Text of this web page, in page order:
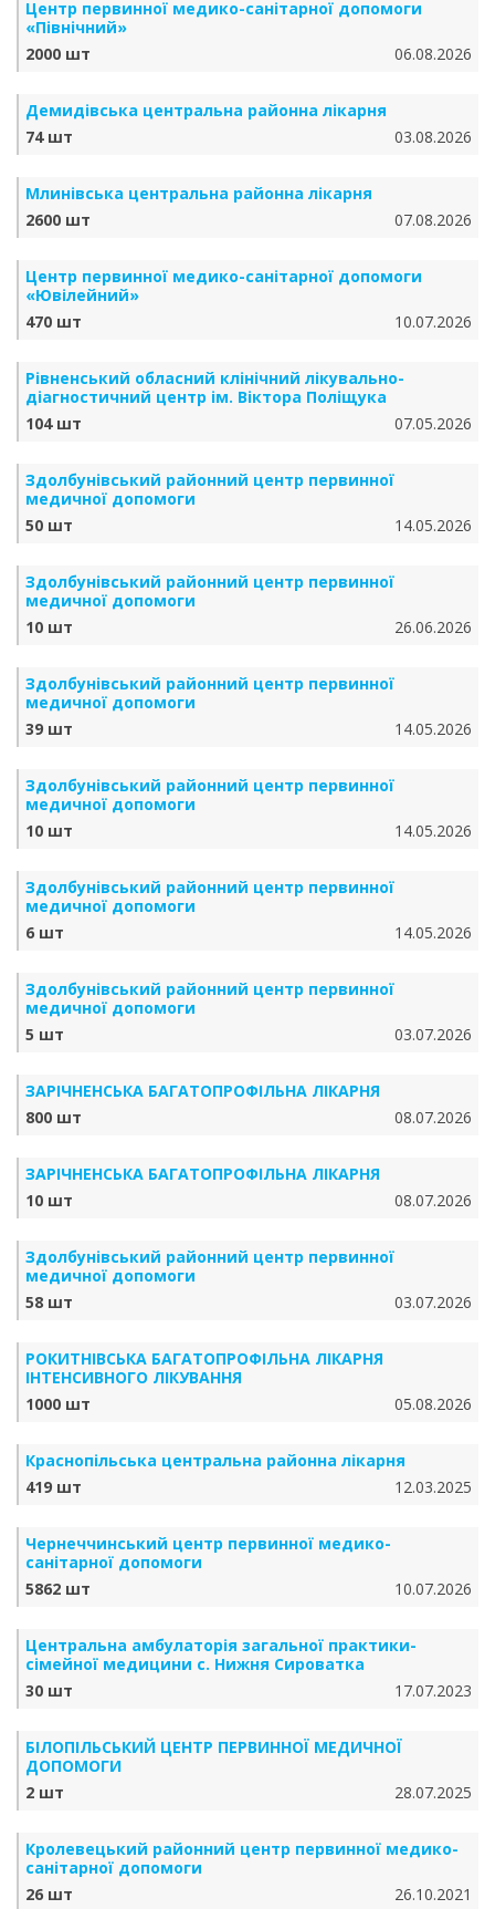
Центр первинної медико-санітарної допомоги
«Північний»
2000 шт
06.08.2026
Демидівська центральна районна лікарня
74 шт
03.08.2026
Млинівська центральна районна лікарня
2600 шт
07.08.2026
Центр первинної медико-санітарної допомоги
«Ювілейний»
470 шт
10.07.2026
Рівненський обласний клінічний лікувально-
діагностичний центр ім. Віктора Поліщука
104 шт
07.05.2026
Здолбунівський районний центр первинної
медичної допомоги
50 шт
14.05.2026
Здолбунівський районний центр первинної
медичної допомоги
10 шт
26.06.2026
Здолбунівський районний центр первинної
медичної допомоги
39 шт
14.05.2026
Здолбунівський районний центр первинної
медичної допомоги
10 шт
14.05.2026
Здолбунівський районний центр первинної
медичної допомоги
6 шт
14.05.2026
Здолбунівський районний центр первинної
медичної допомоги
5 шт
03.07.2026
ЗАРІЧНЕНСЬКА БА­ГА­ТО­ПРО­ФІЛЬ­НА ЛІКАРНЯ
800 шт
08.07.2026
ЗАРІЧНЕНСЬКА БА­ГА­ТО­ПРО­ФІЛЬ­НА ЛІКАРНЯ
10 шт
08.07.2026
Здолбунівський районний центр первинної
медичної допомоги
58 шт
03.07.2026
РОКИТНІВСЬКА БАГАТОПРОФІЛЬНА ЛІКАРНЯ
ІНТЕНСИВНОГО ЛІКУВАННЯ
1000 шт
05.08.2026
Краснопільська центральна районна лікарня
419 шт
12.03.2025
Чернеччинський центр первинної медико-
санітарної допомоги
5862 шт
10.07.2026
Центральна амбулаторія загальної практики-
сімейної медицини с. Нижня Сироватка
30 шт
17.07.2023
БІЛОПІЛЬСЬКИЙ ЦЕНТР ПЕРВИННОЇ МЕДИЧНОЇ
ДОПОМОГИ
2 шт
28.07.2025
Кролевецький районний центр первинної медико-
санітарної допомоги
26 шт
26.10.2021